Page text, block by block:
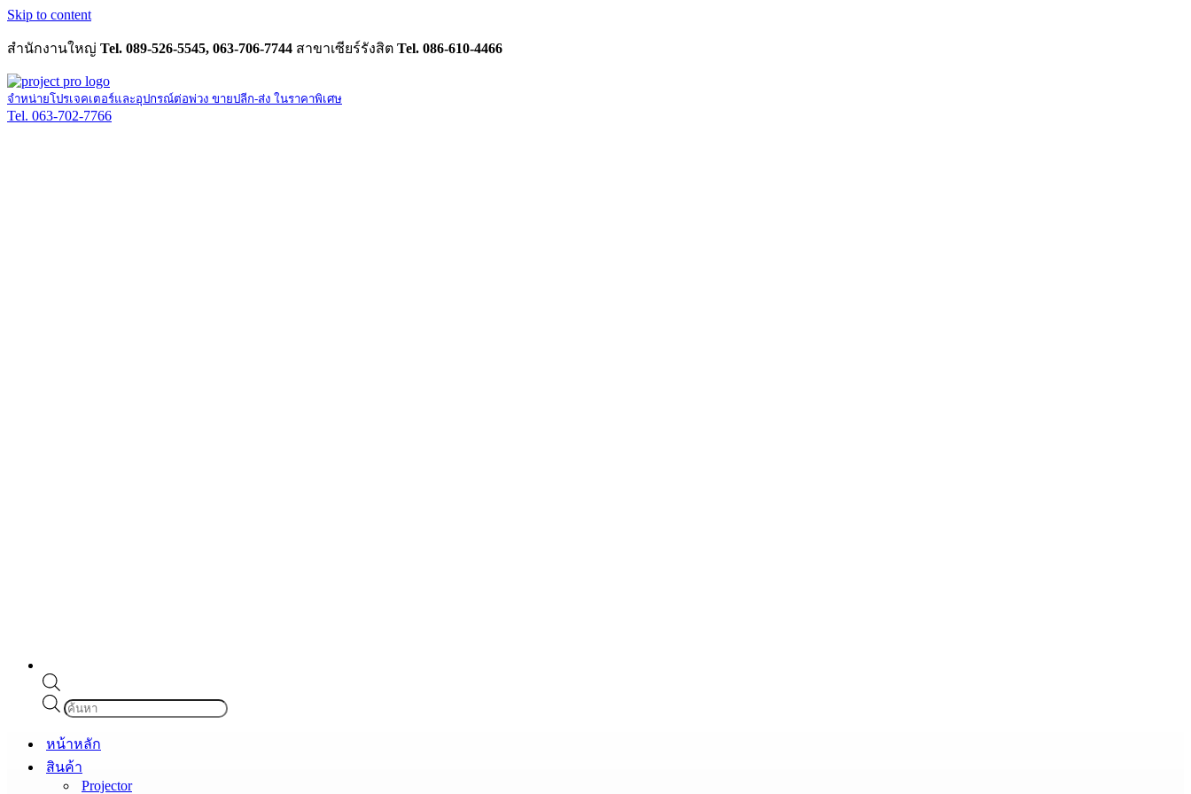
Skip to content
สำนักงานใหญ่ Tel. 089-526-5545, 063-706-7744 สาขาเซียร์รังสิต Tel. 086-610-4466
จำหน่ายโปรเจคเตอร์และอุปกรณ์ต่อพ่วง ขายปลีก-ส่ง ในราคาพิเศษ
Tel. 063-702-7766
Products
search
หน้าหลัก
สินค้า
Projector